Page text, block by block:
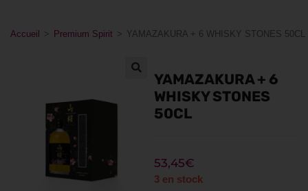
Accueil > Premium Spirit > YAMAZAKURA + 6 WHISKY STONES 50CL
YAMAZAKURA + 6
WHISKY STONES
50CL
53,45€
3 en stock